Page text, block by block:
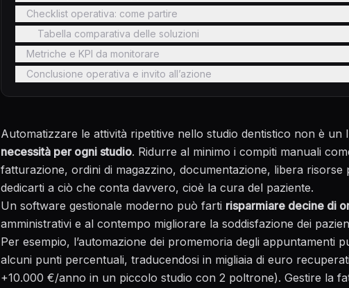
Checklist operativa: come partire
Tabella comparativa delle soluzioni
Metriche e KPI da monitorare
Conclusione operativa e invito all’azione
Automatizzare le attività ripetitive nello studio dentistico non è un
necessità per ogni studio. Ridurre al minimo i compiti manuali
fatturazione, ordini di magazzino, documentazione, libera risorse
dedicarti a ciò che conta davvero, cioè la cura del paziente.
Un software gestionale moderno può farti risparmiare decine di
amministrativi e al contempo migliorare la soddisfazione dei
Per esempio, l’automazione dei promemoria degli appuntamenti
alcuni punti percentuali, traducendosi in migliaia di euro
+10.000 €/anno in un piccolo studio con 2 poltrone). Gestire la